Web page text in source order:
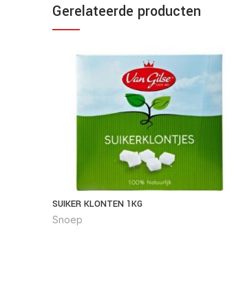
Gerelateerde producten
SUIKER KLONTEN 1KG
Snoep